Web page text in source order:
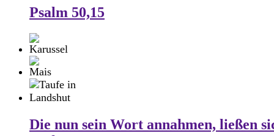
Psalm 50,15
Die nun sein Wort annahmen, ließen